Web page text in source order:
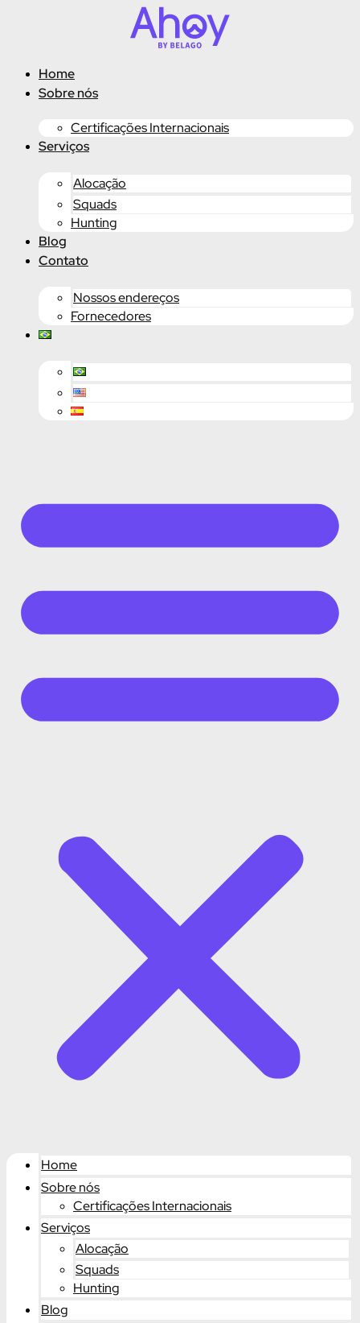
conteúdoHome
Sobre nós
Certificações Internacionais
Serviços
Alocação
Squads
Hunting
Blog
Contato
Nossos endereços
Fornecedores
Home
Sobre nós
Certificações Internacionais
Serviços
Alocação
Squads
Hunting
Blog